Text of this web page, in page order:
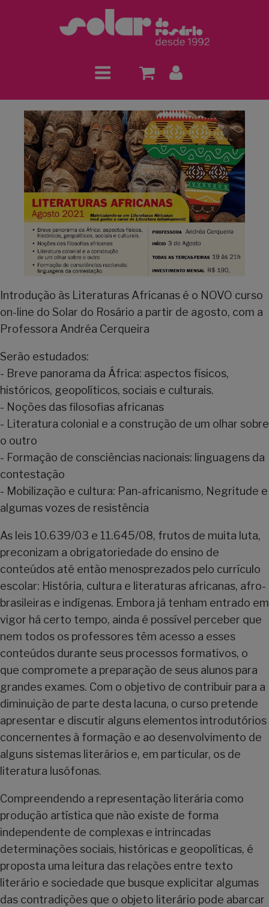
Introdução às Literaturas Africanas é o NOVO curso
on-line do Solar do Rosário a partir de agosto, com a
Professora Andréa Cerqueira
Serão estudados:
- Breve panorama da África: aspectos físicos,
históricos, geopolíticos, sociais e culturais.
- Noções das filosofias africanas
- Literatura colonial e a construção de um olhar sobre
o outro
- Formação de consciências nacionais: linguagens da
contestação
- Mobilização e cultura: Pan-africanismo, Negritude e
algumas vozes de resistência
As leis 10.639/03 e 11.645/08, frutos de muita luta,
preconizam a obrigatoriedade do ensino de
conteúdos até então menosprezados pelo currículo
escolar: História, cultura e literaturas africanas, afro-
brasileiras e indígenas. Embora já tenham entrado em
vigor há certo tempo, ainda é possível perceber que
nem todos os professores têm acesso a esses
conteúdos durante seus processos formativos, o
que compromete a preparação de seus alunos para
grandes exames. Com o objetivo de contribuir para a
diminuição de parte desta lacuna, o curso pretende
apresentar e discutir alguns elementos introdutórios
concernentes à formação e ao desenvolvimento de
alguns sistemas literários e, em particular, os de
literatura lusófonas.
Compreendendo a representação literária como
produção artística que não existe de forma
independente de complexas e intrincadas
determinações sociais, históricas e geopolíticas, é
proposta uma leitura das relações entre texto
literário e sociedade que busque explicitar algumas
das contradições que o objeto literário pode abarcar